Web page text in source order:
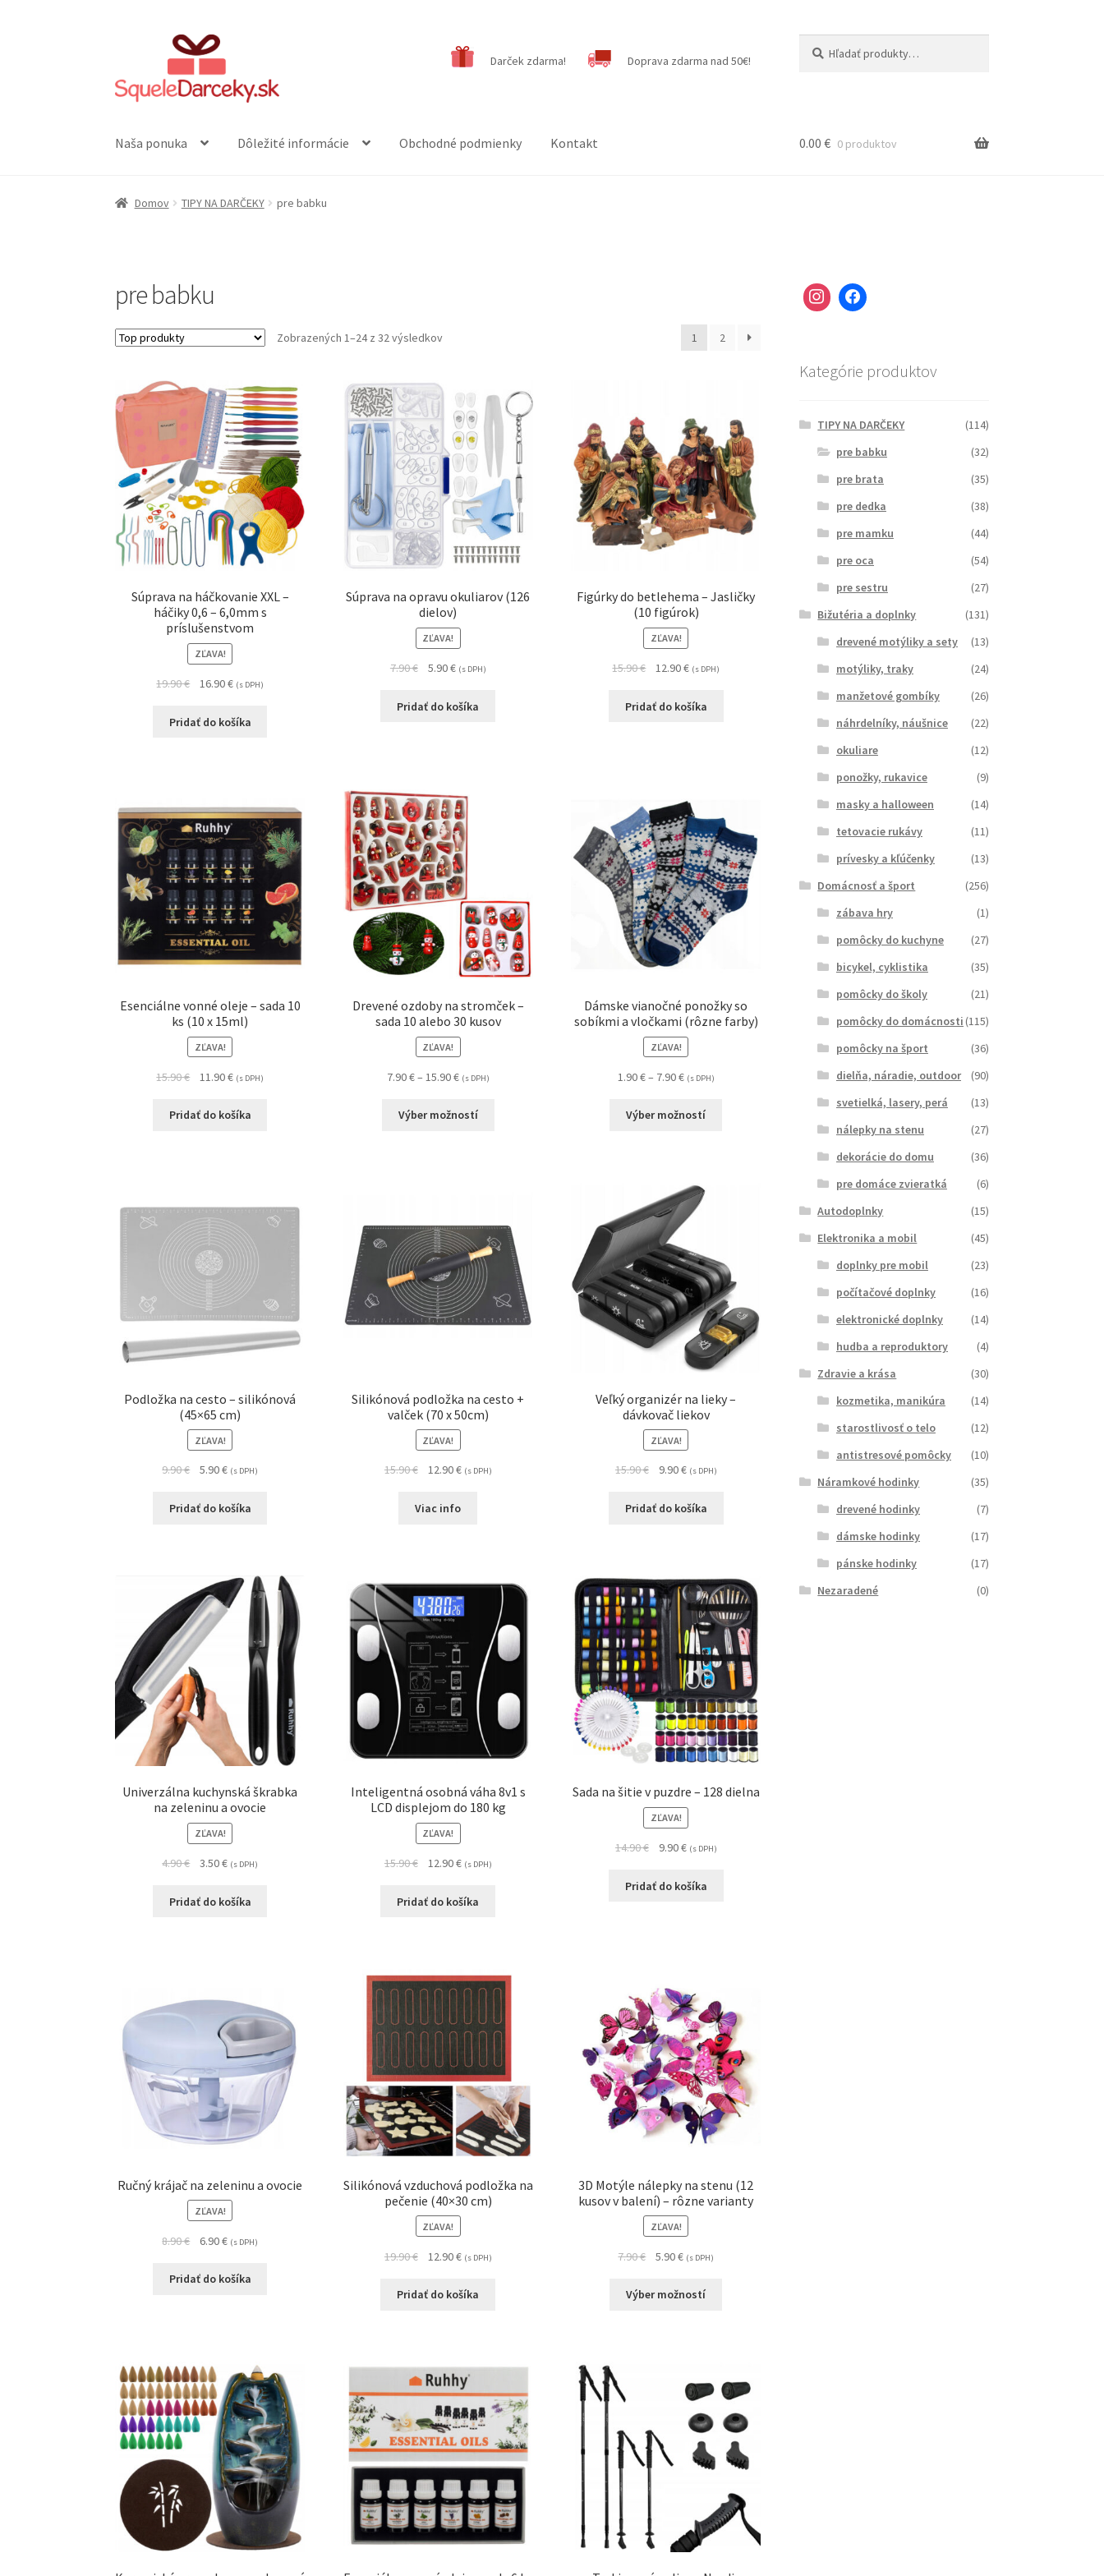
navigáciu
obsah
Darček zdarma! Doprava zdarma nad 50€!
Naša ponuka Dôležité informácie Obchodné podmienky Kontakt 0.00 € 0 produktov
Domov TIPY NA DARČEKY pre babku
pre babku
Zobrazených 1–24 z 32 výsledkov 1 2
Súprava na háčkovanie XXL –
háčiky 0,6 – 6,0mm s
príslušenstvom
ZĽAVA!
19.90€ 16.90€ (s DPH)
Pridať do košíka
Súprava na opravu okuliarov (126
dielov)
ZĽAVA!
7.90€ 5.90€ (s DPH)
Pridať do košíka
Figúrky do betlehema – Jasličky
(10 figúrok)
ZĽAVA!
15.90€ 12.90€ (s DPH)
Pridať do košíka
Esenciálne vonné oleje – sada 10
ks (10 x 15ml)
ZĽAVA!
15.90€ 11.90€ (s DPH)
Pridať do košíka
Drevené ozdoby na stromček –
sada 10 alebo 30 kusov
ZĽAVA!
7.90€– 15.90€ (s DPH)
Výber možností
Dámske vianočné ponožky so
sobíkmi a vločkami (rôzne farby)
ZĽAVA!
1.90€– 7.90€ (s DPH)
Výber možností
Podložka na cesto – silikónová
(45×65 cm)
ZĽAVA!
9.90€ 5.90€ (s DPH)
Pridať do košíka
Silikónová podložka na cesto +
valček (70 x 50cm)
ZĽAVA!
15.90€ 12.90€ (s DPH)
Viac info
Veľký organizér na lieky –
dávkovač liekov
ZĽAVA!
15.90€ 9.90€ (s DPH)
Pridať do košíka
Univerzálna kuchynská škrabka
na zeleninu a ovocie
ZĽAVA!
4.90€ 3.50€ (s DPH)
Pridať do košíka
Inteligentná osobná váha 8v1 s
LCD displejom do 180 kg
ZĽAVA!
15.90€ 12.90€ (s DPH)
Pridať do košíka
Sada na šitie v puzdre – 128 dielna
ZĽAVA!
14.90€ 9.90€ (s DPH)
Pridať do košíka
Ručný krájač na zeleninu a ovocie
ZĽAVA!
8.90€ 6.90€ (s DPH)
Pridať do košíka
Silikónová vzduchová podložka na
pečenie (40×30 cm)
ZĽAVA!
19.90€ 12.90€ (s DPH)
Pridať do košíka
3D Motýle nálepky na stenu (12
kusov v balení) – rôzne varianty
ZĽAVA!
7.90€ 5.90€ (s DPH)
Výber možností
Kategórie produktov
TIPY NA DARČEKY
(114)
pre babku
(32)
pre brata
(35)
pre dedka
(38)
pre mamku
(44)
pre oca
(54)
pre sestru
(27)
Bižutéria a doplnky
(131)
drevené motýliky a sety
(13)
motýliky, traky
(24)
manžetové gombíky
(26)
náhrdelníky, náušnice
(22)
okuliare
(12)
ponožky, rukavice
(9)
masky a halloween
(14)
tetovacie rukávy
(11)
prívesky a kľúčenky
(13)
Domácnosť a šport
(256)
zábava hry
(1)
pomôcky do kuchyne
(27)
bicykel, cyklistika
(35)
pomôcky do školy
(21)
pomôcky do domácnosti (115)
pomôcky na šport
(36)
dielňa, náradie, outdoor
(90)
svetielká, lasery, perá
(13)
nálepky na stenu
(27)
dekorácie do domu
(36)
pre domáce zvieratká
(6)
Autodoplnky
(15)
Elektronika a mobil
(45)
doplnky pre mobil
(23)
počítačové doplnky
(16)
elektronické doplnky
(14)
hudba a reproduktory
(4)
Zdravie a krása
(30)
kozmetika, manikúra
(14)
starostlivosť o telo
(12)
antistresové pomôcky
(10)
Náramkové hodinky
(35)
drevené hodinky
(7)
dámske hodinky
(17)
pánske hodinky
(17)
Nezaradené
(0)